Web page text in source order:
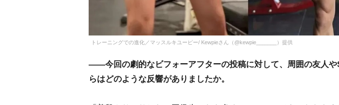
トレーニングでの進化／マッスルキユーピー/ Kewpieさん（@kewpie_______）提供
――今回の劇的なビフォーアフターの投稿に対して、周囲の友人や
らはどのような反響がありましたか。